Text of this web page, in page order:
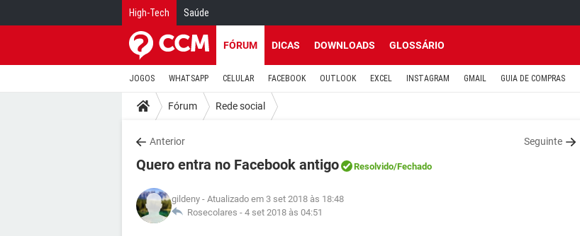
High-Tech Saúde
FÓRUM DICAS DOWNLOADS GLOSSÁRIO
JOGOS WHATSAPP CELULAR FACEBOOK OUTLOOK EXCEL INSTAGRAM GMAIL GUIA DE COMPRAS
Fórum Rede social
Anterior Seguinte
Quero entra no Facebook antigo Resolvido/Fechado
gildeny - Atualizado em 3 set 2018 às 18:48
Rosecolares - 4 set 2018 às 04:51